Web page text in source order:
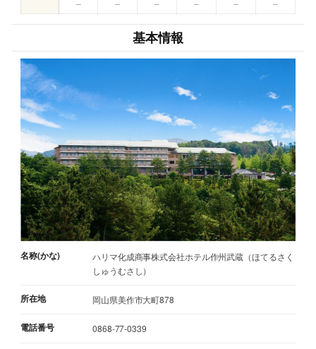
–
– – – – –
基本情報
名称(かな)
ハリマ化成商事株式会社ホテル作州武蔵（ほてるさく
しゅうむさし）
所在地 岡山県美作市大町878
電話番号 0868-77-0339